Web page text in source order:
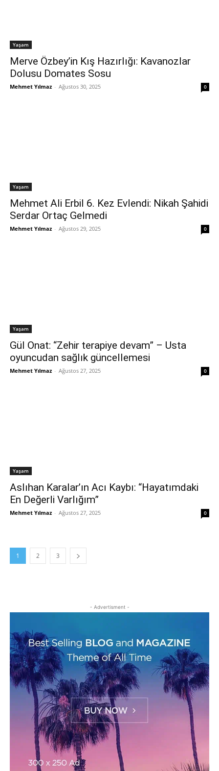
Yaşam
Merve Özbey’in Kış Hazırlığı: Kavanozlar
Dolusu Domates Sosu
Mehmet Yılmaz - Ağustos 30, 2025 0
Yaşam
Mehmet Ali Erbil 6. Kez Evlendi: Nikah Şahidi
Serdar Ortaç Gelmedi
Mehmet Yılmaz - Ağustos 29, 2025 0
Yaşam
Gül Onat: “Zehir terapiye devam” – Usta
oyuncudan sağlık güncellemesi
Mehmet Yılmaz - Ağustos 27, 2025 0
Yaşam
Aslıhan Karalar’ın Acı Kaybı: “Hayatımdaki
En Değerli Varlığım”
Mehmet Yılmaz - Ağustos 27, 2025 0
1 2 3
- Advertisment -